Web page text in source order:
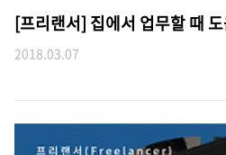
[프리랜서] 집에서 업무할 때
2018.03.07